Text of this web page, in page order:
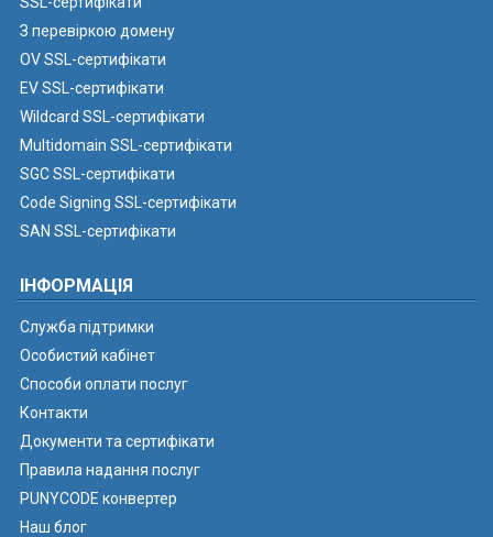
З перевіркою домену
OV SSL-сертифікати
EV SSL-сертифікати
Wildcard SSL-сертифікати
Multidomain SSL-сертифікати
SGC SSL-сертифікати
Code Signing SSL-сертифікати
SAN SSL-сертифікати
ІНФОРМАЦІЯ
Служба підтримки
Особистий кабінет
Способи оплати послуг
Контакти
Документи та сертифікати
Правила надання послуг
PUNYCODE конвертер
Наш блог